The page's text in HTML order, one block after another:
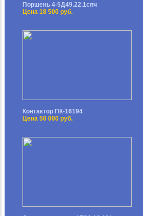
Поршень 4-5Д49.22.1спч
Цена 18 500 руб.
Контактор ПК-16194
Цена 50 000 руб.